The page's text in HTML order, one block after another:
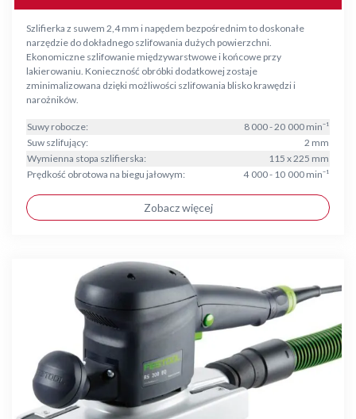
Szlifierka z suwem 2,4 mm i napędem bezpośrednim to doskonałe
narzędzie do dokładnego szlifowania dużych powierzchni.
Ekonomiczne szlifowanie międzywarstwowe i końcowe przy
lakierowaniu. Konieczność obróbki dodatkowej zostaje
zminimalizowana dzięki możliwości szlifowania blisko krawędzi i
narożników.
Suwy robocze:
8 000 - 20 000 min⁻¹
Suw szlifujący:
2 mm
Wymienna stopa szlifierska:
115 x 225 mm
Prędkość obrotowa na biegu jałowym:
4 000 - 10 000 min⁻¹
Zobacz więcej